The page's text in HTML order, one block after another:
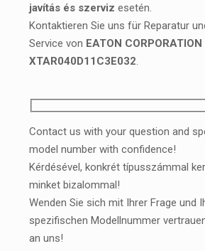
javítás és szerviz esetén.
Kontaktieren Sie uns für Reparatur
Service von EATON CORPORATION
XTAR040D11C3E032.
Contact us with your question and
model number with confidence!
Kérdésével, konkrét típusszámmal
minket bizalommal!
Wenden Sie sich mit Ihrer Frage und
spezifischen Modellnummer
an uns!